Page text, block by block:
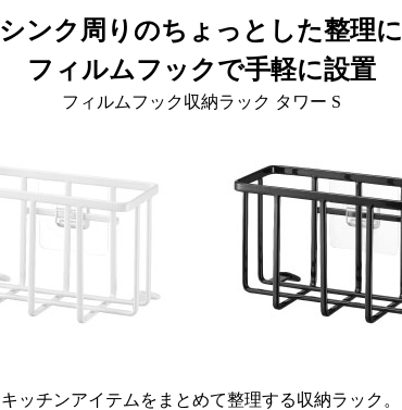
シンク周りのちょっとした整理に
フィルムフックで手軽に設置
フィルムフック収納ラック タワー S
キッチンアイテムをまとめて整理する収納ラック。